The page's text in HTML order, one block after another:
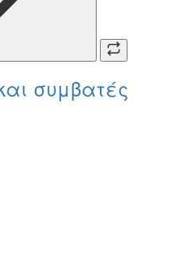
συμβατές